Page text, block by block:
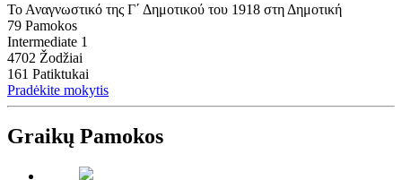
Το Αναγνωστικό της Γ΄ Δημοτικού του 1918 στη Δημοτική
79 Pamokos
Intermediate 1
4702 Žodžiai
161 Patiktukai
Pradėkite mokytis
Graikų Pamokos